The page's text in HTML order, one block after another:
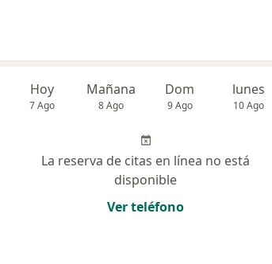
Hoy
7 Ago
Mañana
8 Ago
Dom
9 Ago
lunes
10 Ago
La reserva de citas en línea no está
disponible
Ver teléfono